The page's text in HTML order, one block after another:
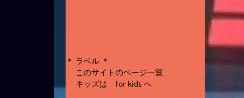
＊ ラベル ＊
このサイトのページ一覧
キッズは for kids へ